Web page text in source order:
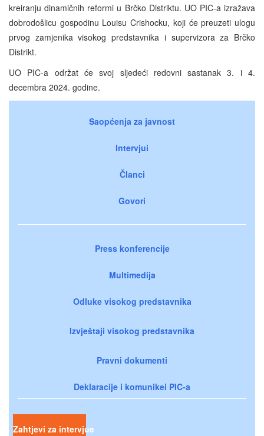
kreiranju dinamičnih reformi u Brčko Distriktu. UO PIC-a izražava
dobrodošlicu gospodinu Louisu Crishocku, koji će preuzeti ulogu
prvog zamjenika visokog predstavnika i supervizora za Brčko
Distrikt.
UO PIC-a održat će svoj sljedeći redovni sastanak 3. i 4.
decembra 2024. godine.
Saopćenja za javnost
Intervjui
Članci
Govori
Press konferencije
Multimedija
Odluke visokog predstavnika
Izvještaji visokog predstavnika
Pravni dokumenti
Deklaracije i komunikei PIC-a
Zahtjevi za intervjue